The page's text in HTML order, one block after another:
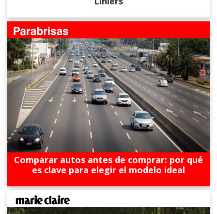
Comparar autos antes de comprar: por qué
es clave para elegir el modelo ideal